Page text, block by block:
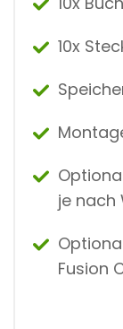
10x
je nach
Fusion